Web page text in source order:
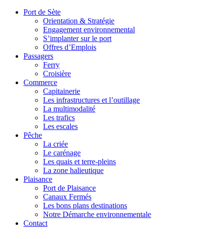
Port de Sète
Orientation & Stratégie
Engagement environnemental
S’implanter sur le port
Offres d’Emplois
Passagers
Ferry
Croisière
Commerce
Capitainerie
Les infrastructures et l’outillage
La multimodalité
Les trafics
Les escales
Pêche
La criée
Le carénage
Les quais et terre-pleins
La zone halieutique
Plaisance
Port de Plaisance
Canaux Fermés
Les bons plans destinations
Notre Démarche environnementale
Contact